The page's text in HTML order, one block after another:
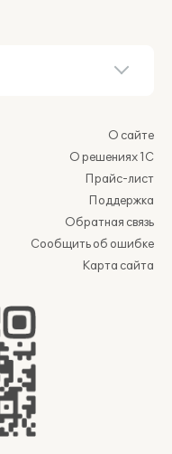
О сайте
О решениях 1С
Прайс-лист
Поддержка
Обратная связь
Сообщить об ошибке
Карта сайта